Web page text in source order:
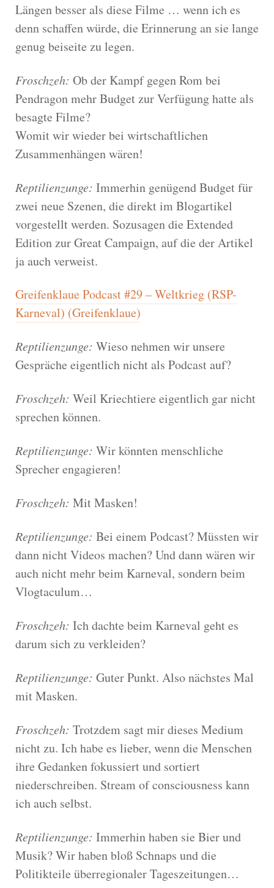
Längen besser als diese Filme … wenn ich es
denn schaffen würde, die Erinnerung an sie lange
genug beiseite zu legen.
Froschzeh: Ob der Kampf gegen Rom bei
Pendragon mehr Budget zur Verfügung hatte als
besagte Filme?
Womit wir wieder bei wirtschaftlichen
Zusammenhängen wären!
Reptilienzunge: Immerhin genügend Budget für
zwei neue Szenen, die direkt im Blogartikel
vorgestellt werden. Sozusagen die Extended
Edition zur Great Campaign, auf die der Artikel
ja auch verweist.
Greifenklaue Podcast #29 – Weltkrieg (RSP-
Karneval) (Greifenklaue)
Reptilienzunge: Wieso nehmen wir unsere
Gespräche eigentlich nicht als Podcast auf?
Froschzeh: Weil Kriechtiere eigentlich gar nicht
sprechen können.
Reptilienzunge: Wir könnten menschliche
Sprecher engagieren!
Froschzeh: Mit Masken!
Reptilienzunge: Bei einem Podcast? Müssten wir
dann nicht Videos machen? Und dann wären wir
auch nicht mehr beim Karneval, sondern beim
Vlogtaculum…
Froschzeh: Ich dachte beim Karneval geht es
darum sich zu verkleiden?
Reptilienzunge: Guter Punkt. Also nächstes Mal
mit Masken.
Froschzeh: Trotzdem sagt mir dieses Medium
nicht zu. Ich habe es lieber, wenn die Menschen
ihre Gedanken fokussiert und sortiert
niederschreiben. Stream of consciousness kann
ich auch selbst.
Reptilienzunge: Immerhin haben sie Bier und
Musik? Wir haben bloß Schnaps und die
Politikteile überregionaler Tageszeitungen…